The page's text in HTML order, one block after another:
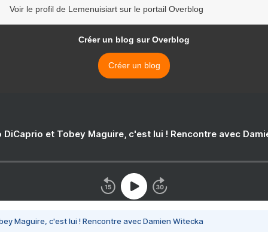
Voir le profil de Lemenuisiart sur le portail Overblog
Créer un blog sur Overblog
Créer un blog
DiCaprio et Tobey Maguire, c'est lui ! Rencontre avec
Maguire, c'est lui ! Rencontre avec Damien Witecka